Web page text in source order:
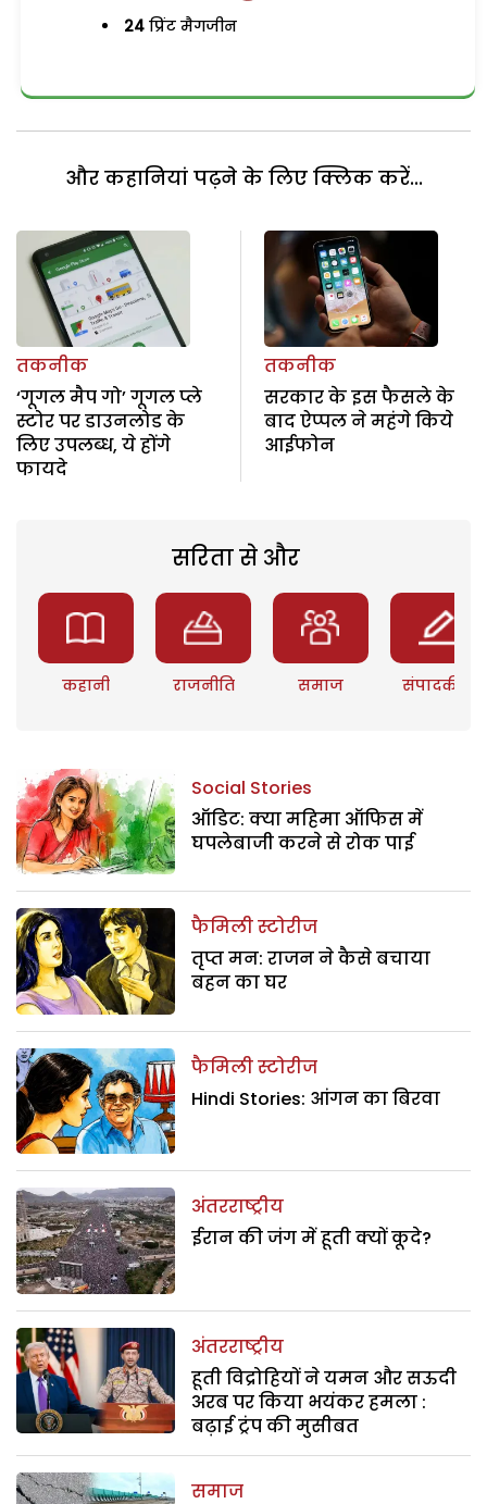
24 प्रिंट मैगजीन
और कहानियां पढ़ने के लिए क्लिक करें...
तकनीक
‘गूगल मैप गो’ गूगल प्ले
स्टोर पर डाउनलोड के
लिए उपलब्ध, ये होंगे
फायदे
तकनीक
सरकार के इस फैसले के
बाद ऐप्पल ने महंगे किये
आईफोन
सरिता से और
कहानी राजनीति समाज संपादकीय
Social Stories
ऑडिट: क्या महिमा ऑफिस में
घपलेबाजी करने से रोक पाई
फैमिली स्टोरीज
तृप्त मन: राजन ने कैसे बचाया
बहन का घर
फैमिली स्टोरीज
Hindi Stories: आंगन का बिरवा
अंतरराष्ट्रीय
ईरान की जंग में हूती क्यों कूदे?
अंतरराष्ट्रीय
हूती विद्रोहियों ने यमन और सऊदी
अरब पर किया भयंकर हमला :
बढ़ाई ट्रंप की मुसीबत
समाज